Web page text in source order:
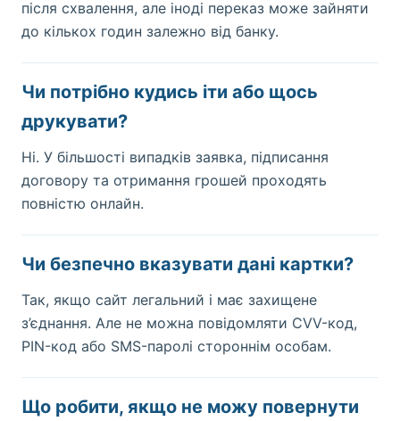
після схвалення, але іноді переказ може зайняти
до кількох годин залежно від банку.
Чи потрібно кудись іти або щось
друкувати?
Ні. У більшості випадків заявка, підписання
договору та отримання грошей проходять
повністю онлайн.
Чи безпечно вказувати дані картки?
Так, якщо сайт легальний і має захищене
з’єднання. Але не можна повідомляти CVV-код,
PIN-код або SMS-паролі стороннім особам.
Що робити, якщо не можу повернути